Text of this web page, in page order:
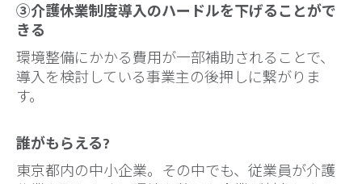
③介護休業制度導入のハードルを下げることがで
きる
環境整備にかかる費用が一部補助されることで、
導入を検討している事業主の後押しに繋がりま
す。
誰がもらえる?
東京都内の中小企業。その中でも、従業員が介護